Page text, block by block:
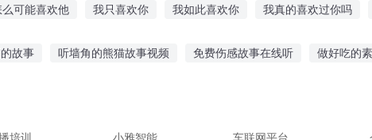
可能喜欢他 我只喜欢你 我如此喜欢你 我真的喜欢过你吗
故事 听墙角的熊猫故事视频 免费伤感故事在线听 做好吃的
培训 小雅智能 车联网平台